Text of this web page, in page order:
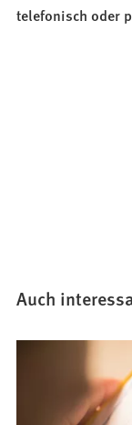
telefonisch oder
Auch